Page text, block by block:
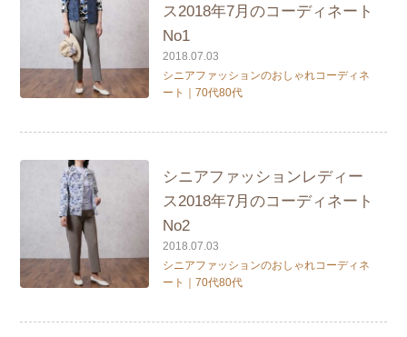
ス2018年7月のコーディネート
No1
2018.07.03
シニアファッションのおしゃれコーディネ
ート｜70代80代
シニアファッションレディー
ス2018年7月のコーディネート
No2
2018.07.03
シニアファッションのおしゃれコーディネ
ート｜70代80代